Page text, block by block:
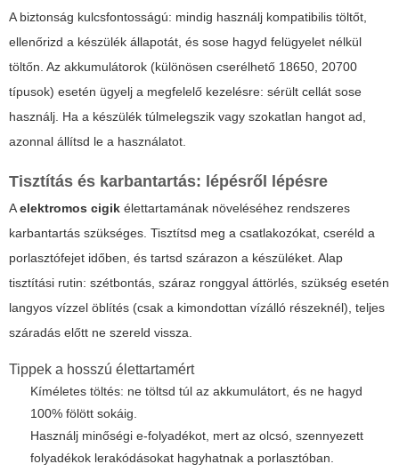
A biztonság kulcsfontosságú: mindig használj kompatibilis töltőt,
ellenőrizd a készülék állapotát, és sose hagyd felügyelet nélkül
töltőn. Az akkumulátorok (különösen cserélhető 18650, 20700
típusok) esetén ügyelj a megfelelő kezelésre: sérült cellát sose
használj. Ha a készülék túlmelegszik vagy szokatlan hangot ad,
azonnal állítsd le a használatot.
Tisztítás és karbantartás: lépésről lépésre
Aelektromos cigik élettartamának növeléséhez rendszeres
karbantartás szükséges. Tisztítsd meg a csatlakozókat, cseréld a
porlasztófejet időben, és tartsd szárazon a készüléket. Alap
tisztítási rutin: szétbontás, száraz ronggyal áttörlés, szükség esetén
langyos vízzel öblítés (csak a kimondottan vízálló részeknél), teljes
száradás előtt ne szereld vissza.
Tippek a hosszú élettartamért
Kíméletes töltés: ne töltsd túl az akkumulátort, és ne hagyd
100% fölött sokáig.
Használj minőségi e-folyadékot, mert az olcsó, szennyezett
folyadékok lerakódásokat hagyhatnak a porlasztóban.